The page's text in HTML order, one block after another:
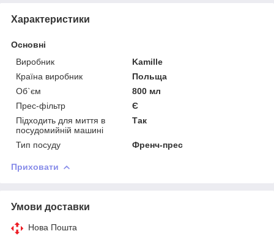
Характеристики
Основні
Виробник
Kamille
Країна виробник
Польща
Об`єм
800 мл
Прес-фільтр
Є
Підходить для миття в
посудомийній машині
Так
Тип посуду Френч-прес
Приховати
Умови доставки
Нова Пошта